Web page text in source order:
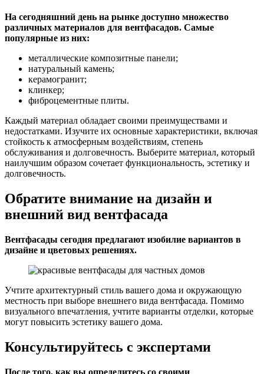
На сегодняшний день на рынке доступно множество
различных материалов для вентфасадов. Самые
популярные из них:
металлические композитные панели;
натуральный камень;
керамогранит;
клинкер;
фиброцементные плиты.
Каждый материал обладает своими преимуществами и
недостатками. Изучите их основные характеристики, включая
стойкость к атмосферным воздействиям, степень
обслуживания и долговечность. Выберите материал, который
наилучшим образом сочетает функциональность, эстетику и
долговечность.
Обратите внимание на дизайн и
внешний вид вентфасада
Вентфасады сегодня предлагают изобилие вариантов в
дизайне и цветовых решениях.
Учтите архитектурный стиль вашего дома и окружающую
местность при выборе внешнего вида вентфасада. Помимо
визуального впечатления, учтите варианты отделки, которые
могут повысить эстетику вашего дома.
Консультируйтесь с экспертами
После того, как вы определитесь со своими